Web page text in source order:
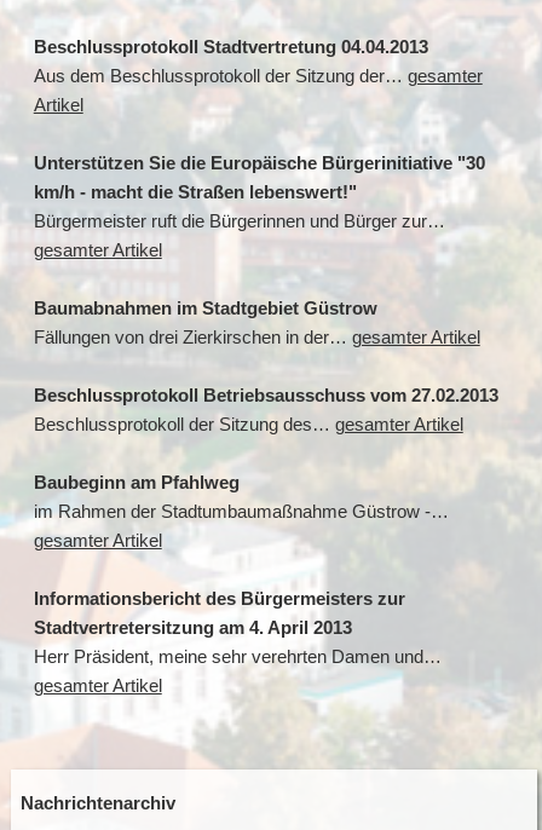
Beschlussprotokoll Stadtvertretung 04.04.2013
Aus dem Beschlussprotokoll der Sitzung der… gesamter
Artikel
Unterstützen Sie die Europäische Bürgerinitiative "30
km/h - macht die Straßen lebenswert!"
Bürgermeister ruft die Bürgerinnen und Bürger zur…
gesamter Artikel
Baumabnahmen im Stadtgebiet Güstrow
Fällungen von drei Zierkirschen in der… gesamter Artikel
Beschlussprotokoll Betriebsausschuss vom 27.02.2013
Beschlussprotokoll der Sitzung des… gesamter Artikel
Baubeginn am Pfahlweg
im Rahmen der Stadtumbaumaßnahme Güstrow -…
gesamter Artikel
Informationsbericht des Bürgermeisters zur
Stadtvertretersitzung am 4. April 2013
Herr Präsident, meine sehr verehrten Damen und…
gesamter Artikel
Nachrichtenarchiv